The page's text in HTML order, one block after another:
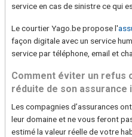
service en cas de sinistre ce qui
Le courtier Yago.be propose l'
façon digitale avec un service
service par téléphone, email et
Comment éviter un refus
réduite de son assurance
Les compagnies d’assurances
leur domaine et ne vous feront
estimé la valeur réelle de votre